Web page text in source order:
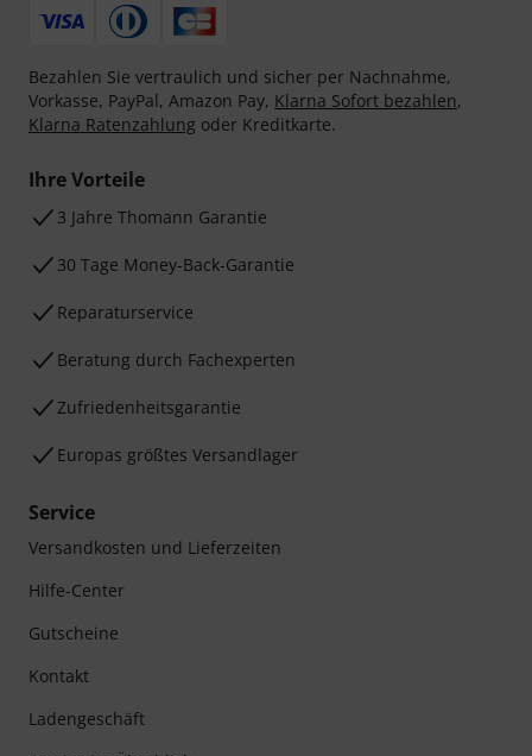
Bezahlen Sie vertraulich und sicher per Nachnahme,
Vorkasse, PayPal, Amazon Pay, Klarna Sofort bezahlen,
Klarna Ratenzahlung oder Kreditkarte.
Ihre Vorteile
3 Jahre Thomann Garantie
30 Tage Money-Back-Garantie
Reparaturservice
Beratung durch Fachexperten
Zufriedenheitsgarantie
Europas größtes Versandlager
Service
Versandkosten und Lieferzeiten
Hilfe-Center
Gutscheine
Kontakt
Ladengeschäft